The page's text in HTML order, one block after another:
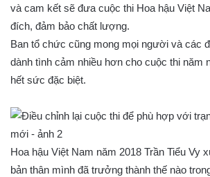
và cam kết sẽ đưa cuộc thi Hoa hậu Việt
đích, đảm bảo chất lượng.
Ban tổ chức cũng mong mọi người và các
dành tình cảm nhiều hơn cho cuộc thi năm
hết sức đặc biệt.
Hoa hậu Việt Nam năm 2018 Trần Tiểu Vy
bản thân mình đã trưởng thành thế nào